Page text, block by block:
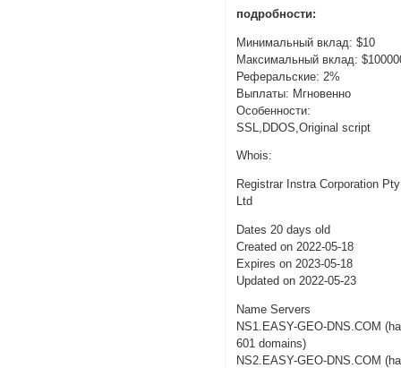
подробности:
Минимальный вклад: $10
Максимальный вклад:
Реферальские: 2%
Выплаты: Мгновенно
Особенности:
SSL,DDOS,Original script
Whois:
Registrar Instra Corporation Pty
Ltd
Dates 20 days old
Created on 2022-05-18
Expires on 2023-05-18
Updated on 2022-05-23
Name Servers
NS1.EASY-GEO-DNS.COM
601 domains)
NS2.EASY-GEO-DNS.COM